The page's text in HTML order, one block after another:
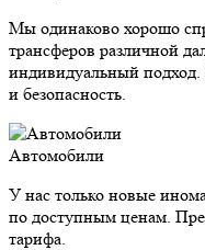
Мы одинаково хорошо
трансферов различной
индивидуальный
и безопасность.
Автомобили
У нас только новые
по доступным ценам.
тарифа.